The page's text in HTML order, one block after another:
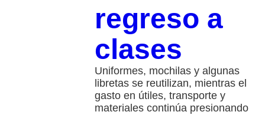
regreso a
clases
Uniformes, mochilas y algunas
libretas se reutilizan, mientras el
gasto en útiles, transporte y
materiales continúa presionando